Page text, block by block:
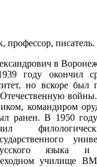
профессор, писатель.
в
году окончил
но вскоре был
командиром
ранен. В 1950
русского языка
училище